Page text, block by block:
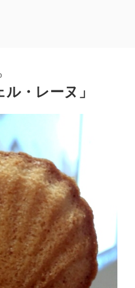
・レーヌ」